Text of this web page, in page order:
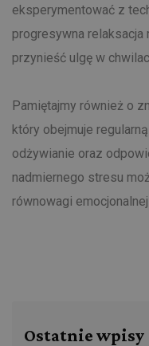
eksperymentować z
progresywna relaksacja
przynieść ulgę w
Pamiętajmy również o
który obejmuje
odżywianie oraz
nadmiernego stresu
równowagi
Ostatnie wpisy